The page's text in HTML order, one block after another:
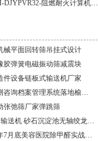
8*2*0.5ZRBNH-DJYPVR32-阻燃耐火计算机屏蔽电缆
械平面回转筛吊挂式设计
胶弹簧电磁振动筛减震块
件设备链板式输送机厂家
青岛澄明心理检测咨询档案管理系统落地榆阳健康小屋建设项目
张弛筛厂家弹跳筛
WLS400污泥螺旋输送机 砂石沉淀池无轴绞龙输送机
南京建邺区2026年7月底美容医院除甲醛实战案例｜无窗无通风